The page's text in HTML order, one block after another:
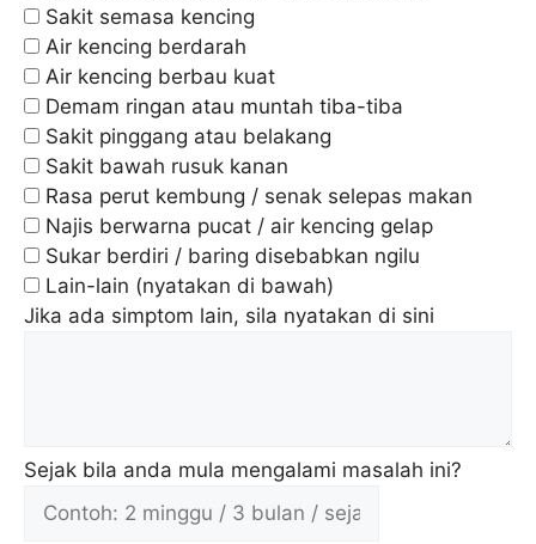
Sakit semasa kencing
Air kencing berdarah
Air kencing berbau kuat
Demam ringan atau muntah tiba-tiba
Sakit pinggang atau belakang
Sakit bawah rusuk kanan
Rasa perut kembung / senak selepas makan
Najis berwarna pucat / air kencing gelap
Sukar berdiri / baring disebabkan ngilu
Lain-lain (nyatakan di bawah)
Jika ada simptom lain, sila nyatakan di sini
Sejak bila anda mula mengalami masalah ini?